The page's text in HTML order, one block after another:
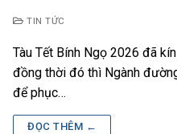
TIN TỨC
Tàu Tết Bính Ngọ 2026 đã
đồng thời đó thì Ngành
để phục…
ĐỌC THÊM ←